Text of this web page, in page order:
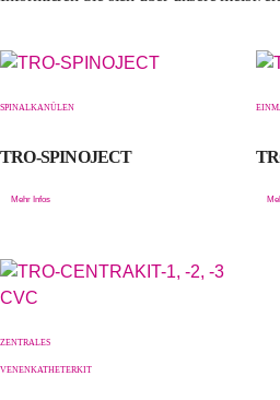
SPINALKANÜLEN
TRO-SPINOJECT
Mehr Infos
ZENTRALES
VENENKATHETERKIT